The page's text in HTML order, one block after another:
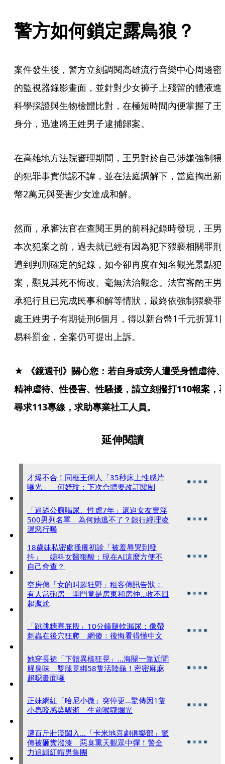
警方如何鎖定露鳥狼？
案件發生後，警方立刻調閱高雄流行音樂中心周邊密
的監視器錄影畫面，並針對少女褲子上殘留的體液進
科學採證與生物檢體比對，在極短時間內便掌握了王
身分，迅速將王姓男子逮捕歸案。
在高雄地方法院審理期間，王男對於自己涉嫌強制猥
的犯罪事實供認不諱，並在法庭調解下，當庭掏出新
幣2萬元與受害少女達成和解。
然而，承審法官在查閱王男的前科紀錄時發現，王男
本次犯案之前，過去就已經有因為犯下猥褻相關罪刑
遭到判刑確定的紀錄，如今卻再度在知名觀光景點犯
案，顯見其死不悔改、毫無法治觀念。法官審酌王男
承犯行且已完成民事和解等情狀，最終依強制猥褻罪
處王姓男子有期徒刑6個月，得以新台幣1千元折算1
易科罰金，全案仍可提出上訴。
★ 《鏡週刊》關心您：若自身或旁人遭受身體虐待、
精神虐待、性侵害、性騷擾，請立刻撥打110報案，
尋求113專線，求助專業社工人員。
延伸閱讀
才爆不合！同框王俐人「35秒床上性感片
曝光」 何妤玟：下次合體要改訂閱制
「逼舔公廁喝尿、性虐7年」還迫女友賣淫
500男列名單 為何她逃不了？銀行經理凌
遲惡行曝
18歲妹私密處搔癢初診「被羞辱哭到發
抖」 婦科女醫狠酸：現在AI這麼方便不
自己會查？
空房傳「女的叫超狂野」租客傳訊告狀：
有人當砲房 開門竟是房東和房仲...收不回
超尷尬
「跳跳糖塞屁股」10分鐘腿軟漏尿：像帶
刺蟲在後穴狂爬 網傻：後悔看得懂中文
她穿長裙「下體異樣狂晃」...海關一靠近聞
腥臭味 雙腿竟綁58隻活陸龜！密密麻麻
超噁畫面曝
正妹網紅「哈尼小微」突停更...驚傳因1隻
小蟲咬感染驟逝 生前喉嚨爛光
遭百斤壯漢闖入...「卡米地喜劇俱樂部」驚
傳被砸糞潑漆 惡臭熏天觀眾中彈！警全
力追緝紅帽男集團